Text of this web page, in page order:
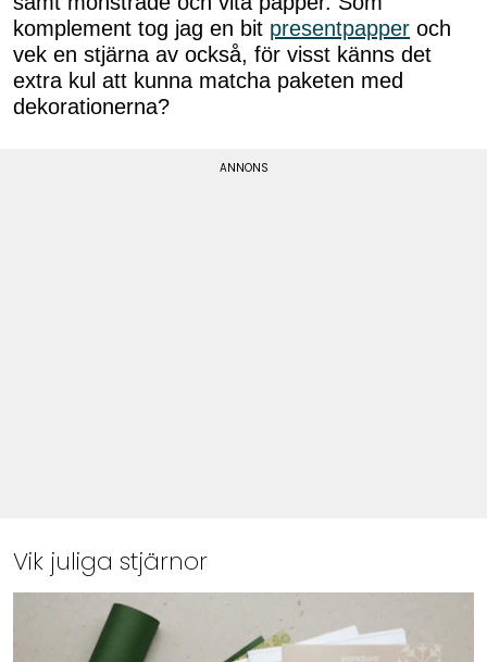
komplement tog jag en bit presentpapper och
vek en stjärna av också, för visst känns det
extra kul att kunna matcha paketen med
dekorationerna?
Vik juliga stjärnor